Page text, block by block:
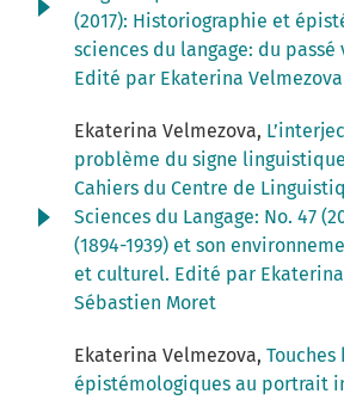
(2017): Historiographie et
sciences du langage: du passé
Edité par Ekaterina Velmezova
Ekaterina Velmezova,
problème du signe linguistique
Cahiers du Centre de
Sciences du Langage: No. 47
(1894-1939) et son
et culturel. Edité par
Sébastien Moret
Ekaterina Velmezova,
épistémologiques au portrait